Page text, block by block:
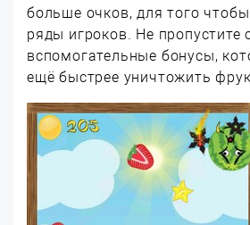
больше очков, для того
ряды игроков. Не пропустите
вспомогательные бонусы,
ещё быстрее уничтожить